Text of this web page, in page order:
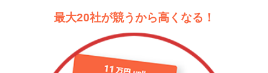
最大20社が競うから高くなる！